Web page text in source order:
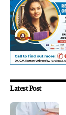
Latest Post